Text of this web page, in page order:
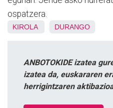
ospatzera.
KIROLA DURANGO
ANBOTOKIDE izatea
izatea da, euskararen
herrigintzaren